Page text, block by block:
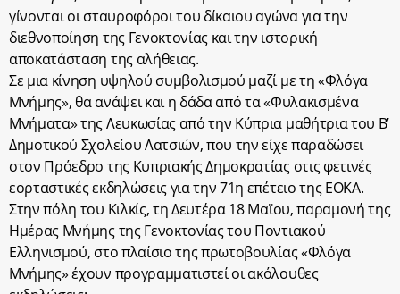
γίνονται οι σταυροφόροι του δίκαιου αγώνα για την
διεθνοποίηση της Γενοκτονίας και την ιστορική
αποκατάσταση της αλήθειας.
Σε μια κίνηση υψηλού συμβολισμού μαζί με τη «Φλόγα
Μνήμης», θα ανάψει και η δάδα από τα «Φυλακισμένα
Μνήματα» της Λευκωσίας από την Κύπρια μαθήτρια του Β’
Δημοτικού Σχολείου Λατσιών, που την είχε παραδώσει
στον Πρόεδρο της Κυπριακής Δημοκρατίας στις φετινές
εορταστικές εκδηλώσεις για την 71η επέτειο της ΕΟΚΑ.
Στην πόλη του Κιλκίς, τη Δευτέρα 18 Μαϊου, παραμονή της
Ημέρας Μνήμης της Γενοκτονίας του Ποντιακού
Ελληνισμού, στο πλαίσιο της πρωτοβουλίας «Φλόγα
Μνήμης» έχουν προγραμματιστεί οι ακόλουθες